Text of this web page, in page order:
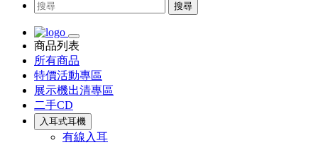
搜尋
商品列表
所有商品
特價活動專區
展示機出清專區
二手CD
入耳式耳機
有線入耳